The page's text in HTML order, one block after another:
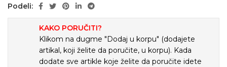
Podeli:
KAKO PORUČITI?
Klikom na dugme "Dodaj u korpu" (dodajete
artikal, koji želite da poručite, u korpu). Kada
dodate sve artikle koje želite da poručite idete